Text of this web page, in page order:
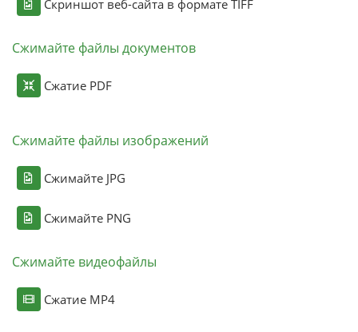
Скриншот веб-сайта в формате TIFF
Сжимайте файлы документов
Сжатие PDF
Сжимайте файлы изображений
Сжимайте JPG
Сжимайте PNG
Сжимайте видеофайлы
Сжатие MP4